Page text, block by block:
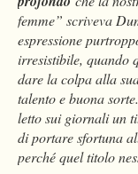
femme” scriveva
espressione
irresistibile, quando
dare la colpa alla
talento e buona
letto sui giornali un
di portare sfortuna
perché quel titolo